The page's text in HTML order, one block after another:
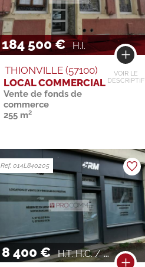
184 500 € H.I.
VOIR LE
DESCRIPTIF
THIONVILLE (57100)
LOCAL COMMERCIAL
Vente de fonds de
commerce
255 m²
8 400 € H.T. H.C. / AN
Ref. 014L840205